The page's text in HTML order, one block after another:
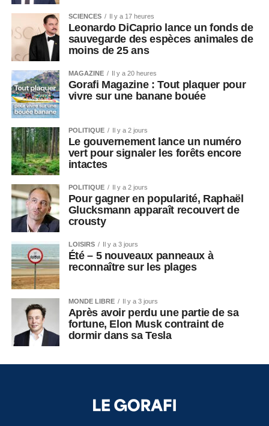
SCIENCES Il y a 17 heures
Leonardo DiCaprio lance un fonds de
sauvegarde des espèces animales de
moins de 25 ans
MAGAZINE Il y a 20 heures
Gorafi Magazine : Tout plaquer pour
vivre sur une banane bouée
POLITIQUE Il y a 2 jours
Le gouvernement lance un numéro
vert pour signaler les forêts encore
intactes
POLITIQUE Il y a 2 jours
Pour gagner en popularité, Raphaël
Glucksmann apparaît recouvert de
crousty
LOISIRS Il y a 3 jours
Été – 5 nouveaux panneaux à
reconnaître sur les plages
MONDE LIBRE Il y a 3 jours
Après avoir perdu une partie de sa
fortune, Elon Musk contraint de
dormir dans sa Tesla